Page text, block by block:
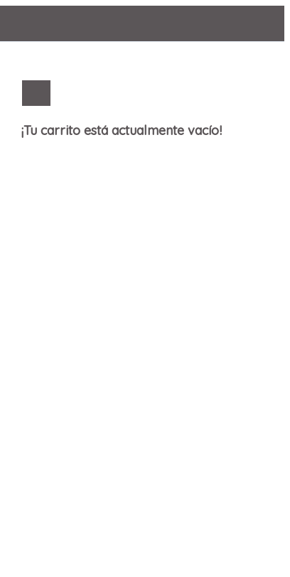
¡Tu carrito está actualmente vacío!